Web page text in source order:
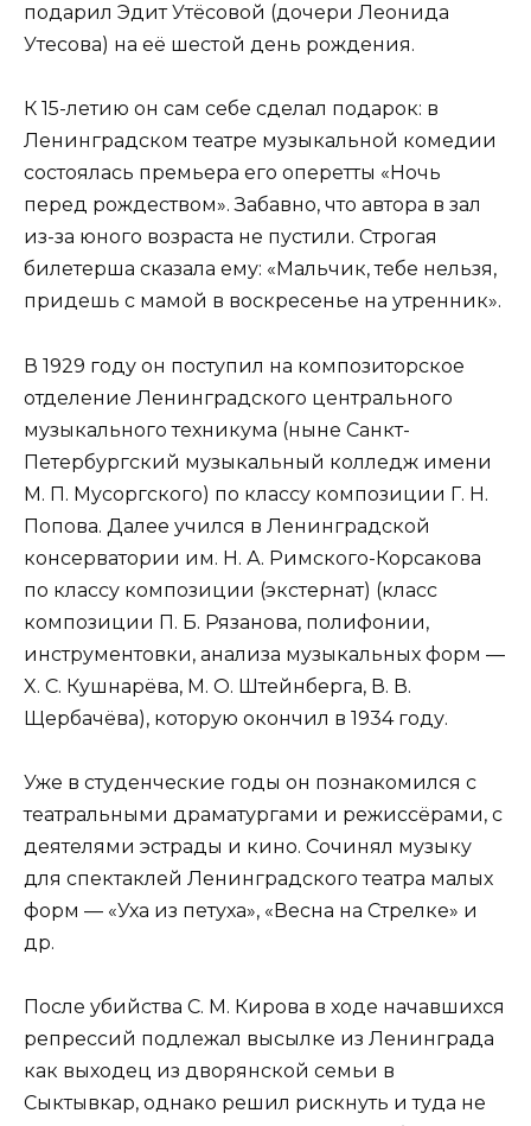
подарил Эдит Утёсовой (дочери Леонида
Утесова) на её шестой день рождения.
К 15-летию он сам себе сделал подарок: в
Ленинградском театре музыкальной комедии
состоялась премьера его оперетты «Ночь
перед рождеством». Забавно, что автора в зал
из-за юного возраста не пустили. Строгая
билетерша сказала ему: «Мальчик, тебе нельзя,
придешь с мамой в воскресенье на утренник».
В 1929 году он поступил на композиторское
отделение Ленинградского центрального
музыкального техникума (ныне Санкт-
Петербургский музыкальный колледж имени
М. П. Мусоргского) по классу композиции Г. Н.
Попова. Далее учился в Ленинградской
консерватории им. Н. А. Римского-Корсакова
по классу композиции (экстернат) (класс
композиции П. Б. Рязанова, полифонии,
инструментовки, анализа музыкальных форм —
X. С. Кушнарёва, М. О. Штейнберга, В. В.
Щербачёва), которую окончил в 1934 году.
Уже в студенческие годы он познакомился с
театральными драматургами и режиссёрами, с
деятелями эстрады и кино. Сочинял музыку
для спектаклей Ленинградского театра малых
форм — «Уха из петуха», «Весна на Стрелке» и
др.
После убийства С. М. Кирова в ходе начавшихся
репрессий подлежал высылке из Ленинграда
как выходец из дворянской семьи в
Сыктывкар, однако решил рискнуть и туда не